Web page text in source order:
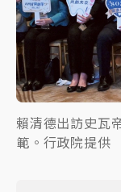
賴清德出訪史瓦
範。行政院提供